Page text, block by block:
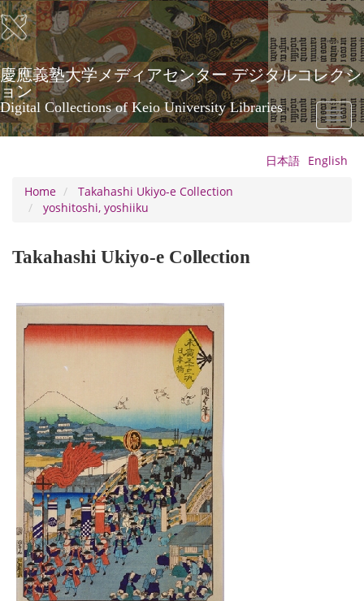
Skip
to
main
content
慶應義塾大学メディアセンター デジタルコレクシ
ョン
Digital Collections of Keio University Libraries
Toggle
日本語 English
Home
Takahashi Ukiyo-e Collection
yoshitoshi, yoshiiku
Takahashi Ukiyo-e Collection